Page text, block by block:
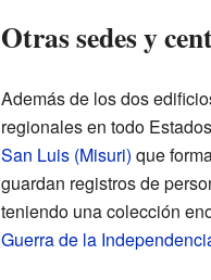
Otras sedes y
Además de los dos
regionales en todo
San Luis (Misuri) que
guardan registros de
teniendo una colección
Guerra de la